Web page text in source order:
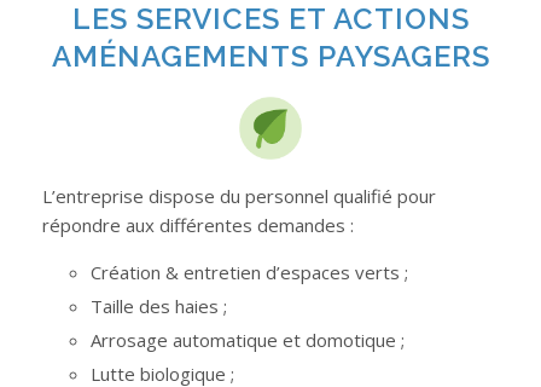
LES SERVICES ET ACTIONS
AMÉNAGEMENTS PAYSAGERS
L’entreprise dispose du personnel qualifié pour
répondre aux différentes demandes :
Création & entretien d’espaces verts ;
Taille des haies ;
Arrosage automatique et domotique ;
Lutte biologique ;